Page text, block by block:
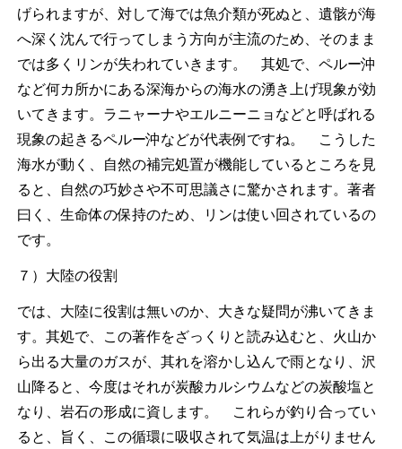
げられますが、対して海では魚介類が死ぬと、遺骸が海
へ深く沈んで行ってしまう方向が主流のため、そのまま
では多くリンが失われていきます。 其処で、ペルー沖
など何カ所かにある深海からの海水の湧き上げ現象が効
いてきます。ラニャーナやエルニーニョなどと呼ばれる
現象の起きるペルー沖などが代表例ですね。 こうした
海水が動く、自然の補完処置が機能しているところを見
ると、自然の巧妙さや不可思議さに驚かされます。著者
曰く、生命体の保持のため、リンは使い回されているの
です。
７）大陸の役割
では、大陸に役割は無いのか、大きな疑問が沸いてきま
す。其処で、この著作をざっくりと読み込むと、火山か
ら出る大量のガスが、其れを溶かし込んで雨となり、沢
山降ると、今度はそれが炭酸カルシウムなどの炭酸塩と
なり、岩石の形成に資します。 これらが釣り合ってい
ると、旨く、この循環に吸収されて気温は上がりません